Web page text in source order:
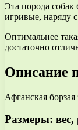
Эта порода
игривые, наряду
Оптимальнее
достаточно
Описание
Афганская
Размеры: вес,